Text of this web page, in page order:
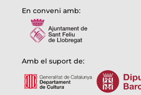
En conveni amb:
Amb el suport de: